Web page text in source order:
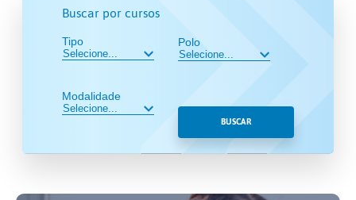
Buscar por cursos
Tipo
Modalidade
Polo
BUSCAR